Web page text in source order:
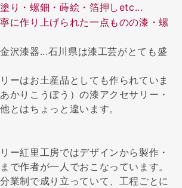
り・螺鈿・蒔絵・箔押しetc...
に作り上げられた一点ものの漆・螺
沢漆器...石川県は漆工芸がとても盛
ーはお土産品としても作られていま
かりこうぼう）の漆アクセサリー・
とはちょっと違います。
ー紅里工房ではデザインから製作・
で作者が一人でおこなっています。
業制で成り立っていて、工程ごとに